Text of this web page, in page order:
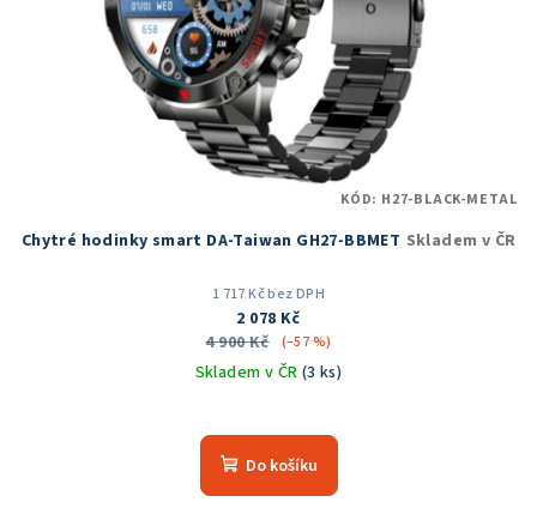
Chytré hodinky smart DA-Taiwan GH27-BBMET Skladem v ČR
1 717 Kč bez DPH
2 078 Kč
4 900 Kč
(–57 %)
Skladem v ČR (3 ks)
hodnocení
produktu
Do košíku
KÓD: H27-BLACK-METAL